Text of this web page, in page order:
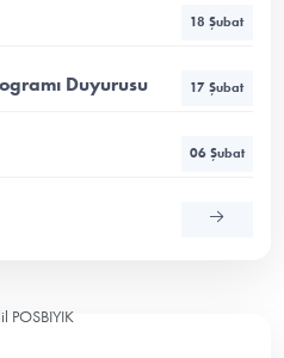
18 Şubat
Duyurusu 17 Şubat
06 Şubat